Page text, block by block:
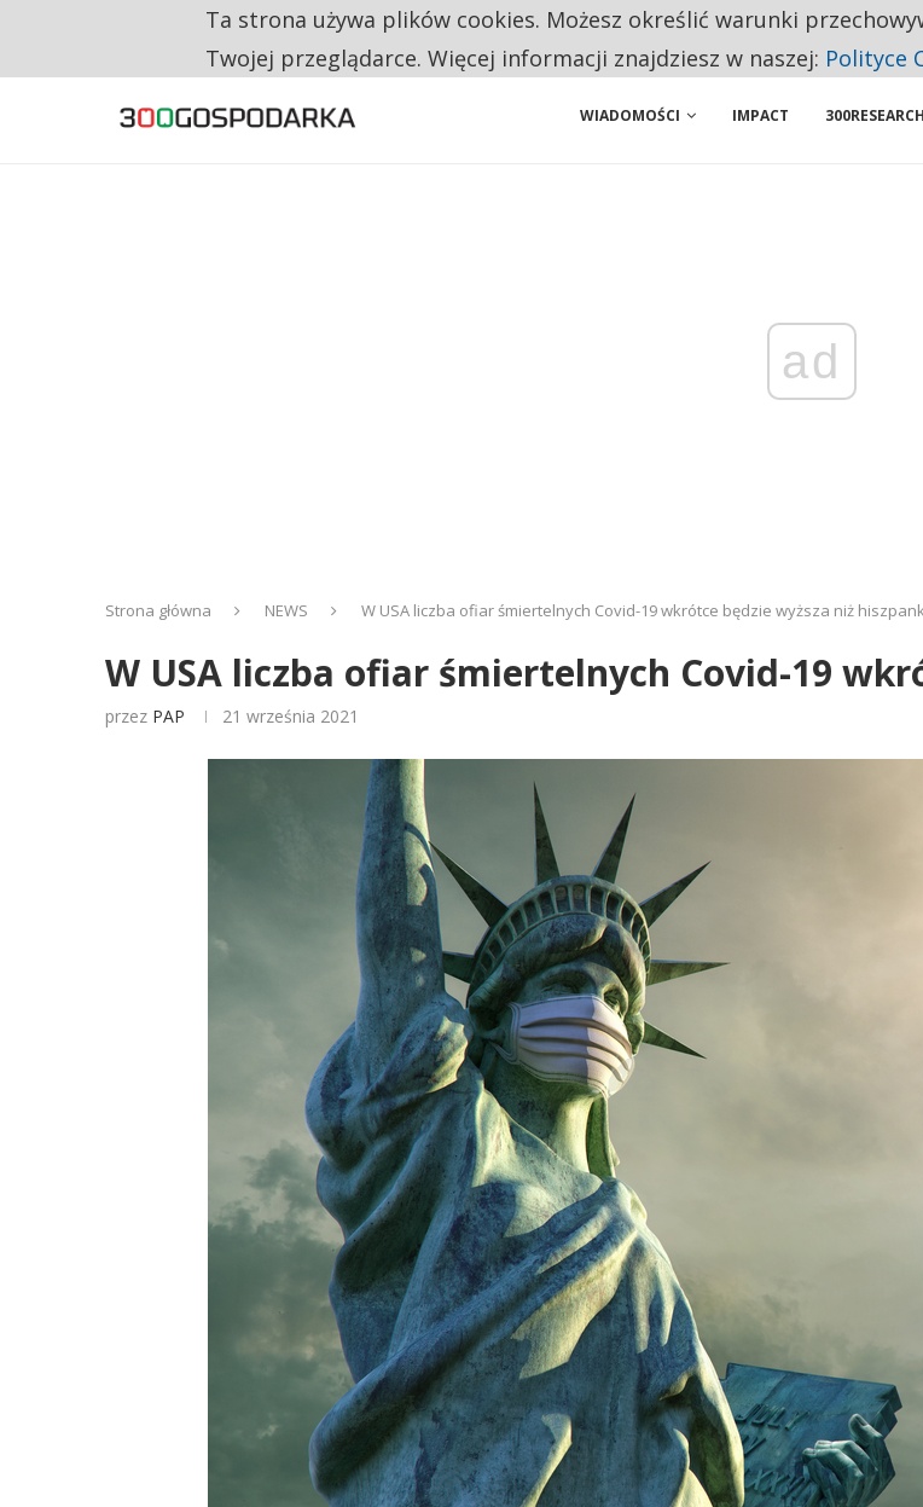
NA JEDEN WAKAT PRZYPADAJĄ 62 ZGŁOSZENIA. WIELU KANDYDATÓW NIE ROZPOCZYNA PRACY
WIADOMOŚCI IMPACT 300RESEARCH
ad
Strona główna NEWS W USA liczba ofiar śmiertelnych Covid-19 wkrótce będzie wyższa niż
W USA liczba ofiar śmiertelnych Covid-19
przez PAP 21 września 2021
Ta strona używa plików cookies. Możesz określić warunki
Twojej przeglądarce. Więcej informacji znajdziesz w naszej: Polityce